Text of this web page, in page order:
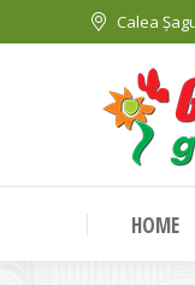
Calea
HOME